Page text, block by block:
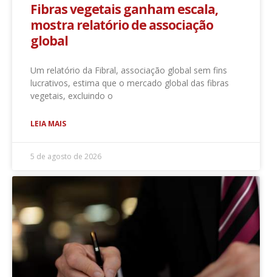
Fibras vegetais ganham escala,
mostra relatório de associação
global
Um relatório da Fibral, associação global sem fins
lucrativos, estima que o mercado global das fibras
vegetais, excluindo o
LEIA MAIS
5 de agosto de 2026